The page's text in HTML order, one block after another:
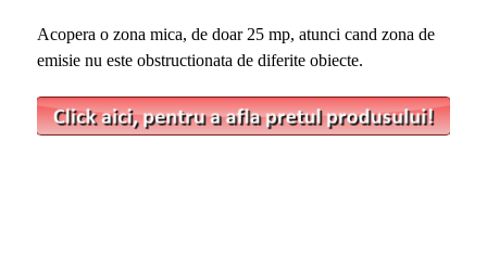
Acopera o zona mica, de doar 25 mp, atunci cand zona de
emisie nu este obstructionata de diferite obiecte.